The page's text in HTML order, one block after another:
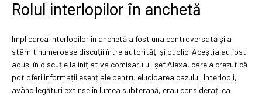
Rolul interlopilor în anchetă
Implicarea interlopilor în anchetă a fost una controversată și a
stârnit numeroase discuții între autorități și public. Aceștia au fost
aduși în discuție la inițiativa comisarului-șef Alexa, care a crezut că
pot oferi informații esențiale pentru elucidarea cazului. Interlopii,
având legături extinse în lumea subterană, erau considerați ca